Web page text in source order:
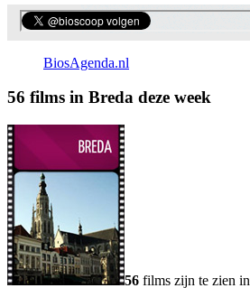
BiosAgenda.nl
56 films in Breda deze week
56 films zijn te zien in